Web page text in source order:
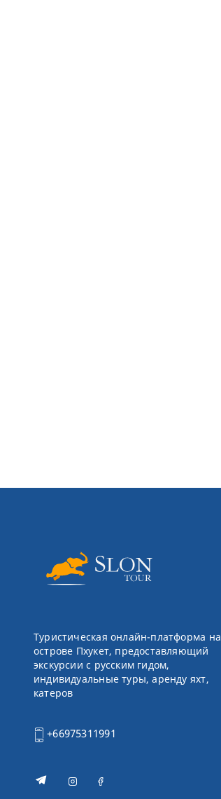
Туристическая онлайн-платформа на
острове Пхукет, предоставляющий
экскурсии с русским гидом,
индивидуальные туры, аренду яхт,
катеров
+66975311991